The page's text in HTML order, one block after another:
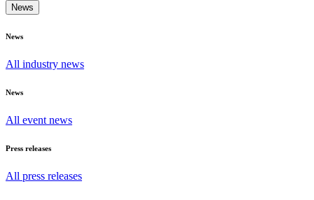
News
News
All industry news
News
All event news
Press releases
All press releases